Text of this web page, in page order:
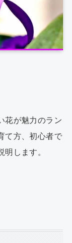
花が魅力のラン
て方、初心者で
します。